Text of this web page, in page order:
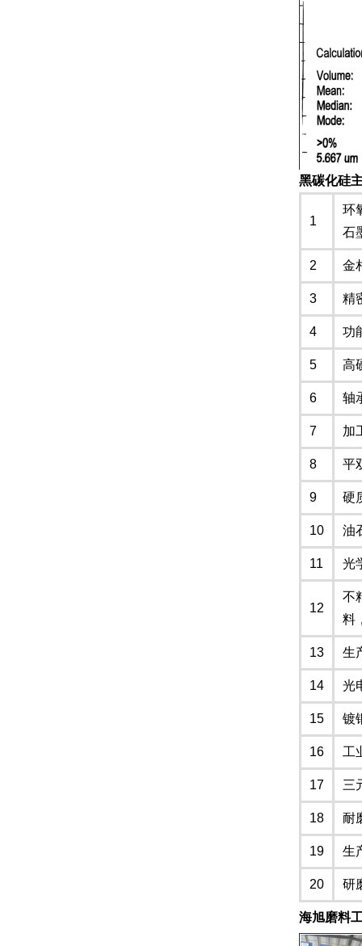
黑碳化硅
1
环
石
2 金
3 精
4 功
5 高
6 轴
7 加
8 平
9 硬
10 油
11 光
12
不
料
13 生
14 光
15 镀
16 工
17 三
18 耐
19 生
20 研
海旭磨料